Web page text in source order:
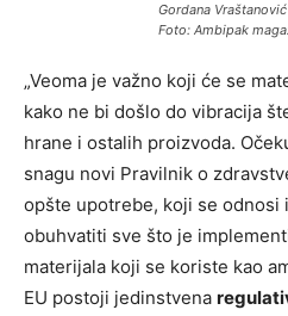
Gordana
Foto: Ambipak
„Veoma je važno koji će se
kako ne bi došlo do vibracija
hrane i ostalih proizvoda.
snagu novi Pravilnik o
opšte upotrebe, koji se odnosi
obuhvatiti sve što je
materijala koji se koriste kao
EU postoji jedinstvena